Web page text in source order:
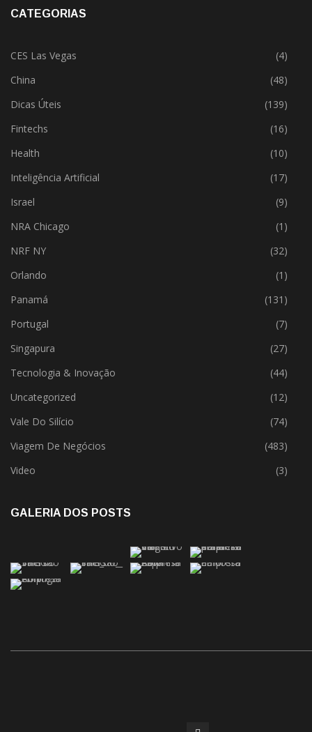
CATEGORIAS
CES Las Vegas
(4)
China
(48)
Dicas Úteis
(139)
Fintechs
(16)
Health
(10)
Inteligência Artificial
(17)
Israel
(9)
NRA Chicago
(1)
NRF NY
(32)
Orlando
(1)
Panamá
(131)
Portugal
(7)
Singapura
(27)
Tecnologia & Inovação
(44)
Uncategorized
(12)
Vale Do Silício
(74)
Viagem De Negócios
(483)
Video
(3)
GALERIA DOS POSTS